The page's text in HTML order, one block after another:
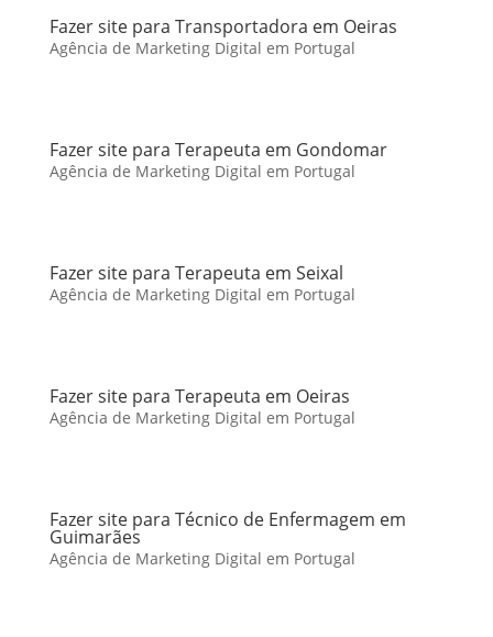
Fazer site para Transportadora em Oeiras
Agência de Marketing Digital em Portugal
Fazer site para Terapeuta em Gondomar
Agência de Marketing Digital em Portugal
Fazer site para Terapeuta em Seixal
Agência de Marketing Digital em Portugal
Fazer site para Terapeuta em Oeiras
Agência de Marketing Digital em Portugal
Fazer site para Técnico de Enfermagem em
Guimarães
Agência de Marketing Digital em Portugal